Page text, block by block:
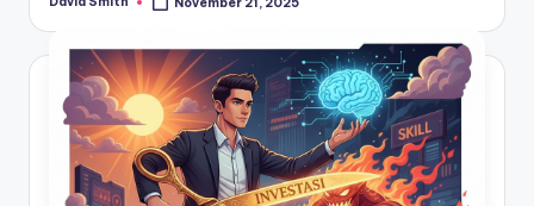
Posted